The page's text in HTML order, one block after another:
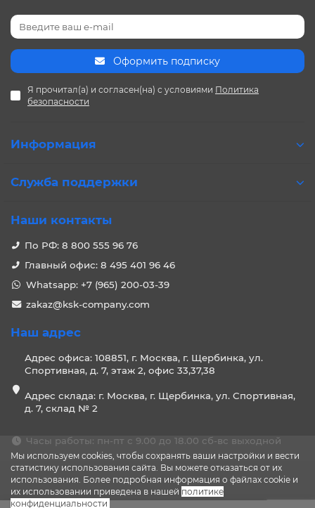
Мы используем cookies, чтобы сохранять ваши настройки и вести
статистику использования сайта. Вы можете отказаться от их
использования. Более подробная информация о файлах cookie и
их использовании приведена в нашей политике
конфиденциальности
Оформить подписку
Я прочитал(а) и согласен(на) с условиями Политика
безопасности
Информация
Служба поддержки
Наши контакты
По РФ: 8 800 555 96 76
Главный офис: 8 495 401 96 46
Whatsapp: +7 (965) 200-03-39
zakaz@ksk-company.com
Наш адрес
Адрес офиса: 108851, г. Москва, г. Щербинка, ул.
Спортивная, д. 7, этаж 2, офис 33,37,38
Адрес склада: г. Москва, г. Щербинка, ул. Спортивная,
д. 7, склад № 2
Часы работы: пн-пт с 9.00 до 18.00 сб-вс выходной